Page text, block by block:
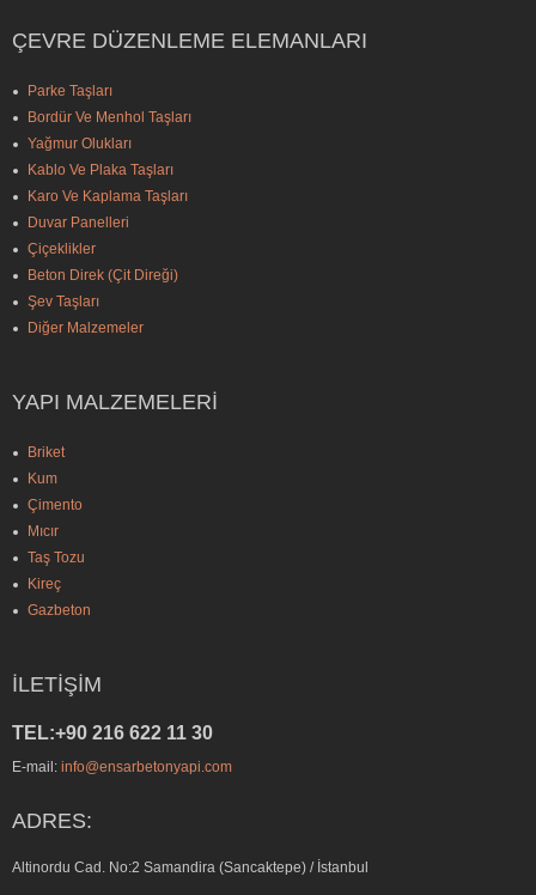
ÇEVRE DÜZENLEME ELEMANLARI
Parke Taşları
Bordür Ve Menhol Taşları
Yağmur Olukları
Kablo Ve Plaka Taşları
Karo Ve Kaplama Taşları
Duvar Panelleri
Çiçeklikler
Beton Direk (Çit Direği)
Şev Taşları
Diğer Malzemeler
YAPI MALZEMELERI
Briket
Kum
Çimento
Mıcır
Taş Tozu
Kireç
Gazbeton
İLETIŞIM
TEL:+90 216 622 11 30
E-mail: info@ensarbetonyapi.com
ADRES:
Altinordu Cad. No:2 Samandira (Sancaktepe) / İstanbul